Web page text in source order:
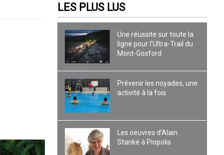
LES PLUS LUS
Une réussite sur toute la
ligne pour l’Ultra-Trail du
Mont-Gosford
Prévenir les noyades, une
activité à la fois
Les oeuvres d’Alain
Stanké à Piopolis